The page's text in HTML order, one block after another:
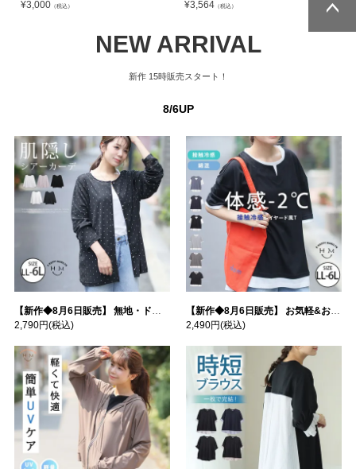
¥3,000 （税込） ¥3,564 （税込）
NEW ARRIVAL
新作 15時販売スタート！
8/6UP
【新作◆8月6日販売】 無地・ドット柄から選べる 忍ばせ 活躍 シアー カーデ | 大きいサイズの通販ならハッピーマリリン
2,790円(税込)
【新作◆8月6日販売】 お気軽&お手軽 選べるデザイン 接触冷感 レイヤード風 コットン トップス | 大きいサイズの通販ならハッピーマリリン
2,490円(税込)